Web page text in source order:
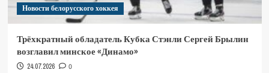
Новости белорусского хоккея
Трёхкратный обладатель Кубка Стэнли Сергей Брылин
возглавил минское «Динамо»
24.07.2026 0